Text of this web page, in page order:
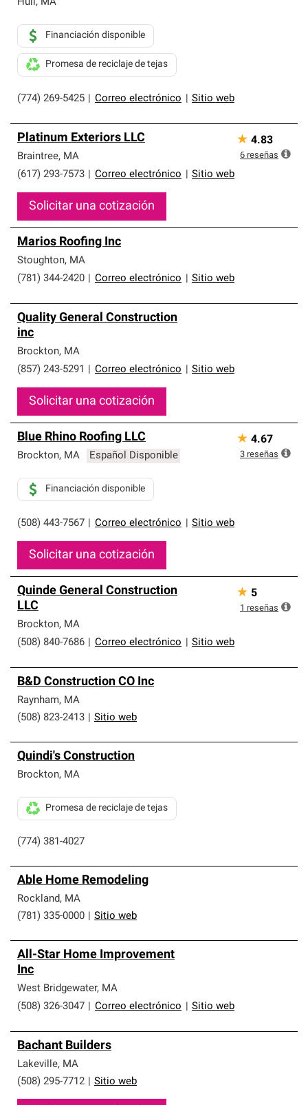
Hull, MA
(774) 269-5425 Correo electrónico Sitio web
Financiación disponible
Promesa de reciclaje de tejas
Platinum Exteriors LLC
Braintree, MA
(617) 293-7573
Correo electrónico Sitio web
Solicitar una cotización
★ 4.83
6 reseñas
Marios Roofing Inc
Stoughton, MA
(781) 344-2420
Correo electrónico Sitio web
Quality General Construction
inc
Brockton, MA
(857) 243-5291
Correo electrónico Sitio web
Solicitar una cotización
Blue Rhino Roofing LLC
Brockton, MA Español Disponible
(508) 443-7567 Correo electrónico Sitio web
Financiación disponible
Solicitar una cotización
★ 4.67
3 reseñas
Quinde General Construction
LLC
Brockton, MA
(508) 840-7686
Correo electrónico Sitio web
★ 5
1 reseñas
B&D Construction CO Inc
Raynham, MA
(508) 823-2413
Sitio web
Quindi's Construction
Brockton, MA
(774) 381-4027
Promesa de reciclaje de tejas
Able Home Remodeling
Rockland, MA
(781) 335-0000
Sitio web
All-Star Home Improvement
Inc
West Bridgewater, MA
(508) 326-3047
Correo electrónico Sitio web
Bachant Builders
Lakeville, MA
(508) 295-7712
Sitio web